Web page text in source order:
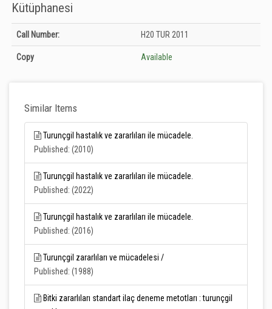
Kütüphanesi
Holdings details from T.C. Tarım ve Orman Bakanlığı Merkez Kütüphanesi:
Unknown
Call Number: H20 TUR 2011
Copy Available
Similar Items
Turunçgil hastalık ve zararlıları ile mücadele.
Published: (2010)
Turunçgil hastalık ve zararlıları ile mücadele.
Published: (2022)
Turunçgil hastalık ve zararlıları ile mücadele.
Published: (2016)
Turunçgil zararlıları ve mücadelesi /
Published: (1988)
Bitki zararlıları standart ilaç deneme metotları : turunçgil